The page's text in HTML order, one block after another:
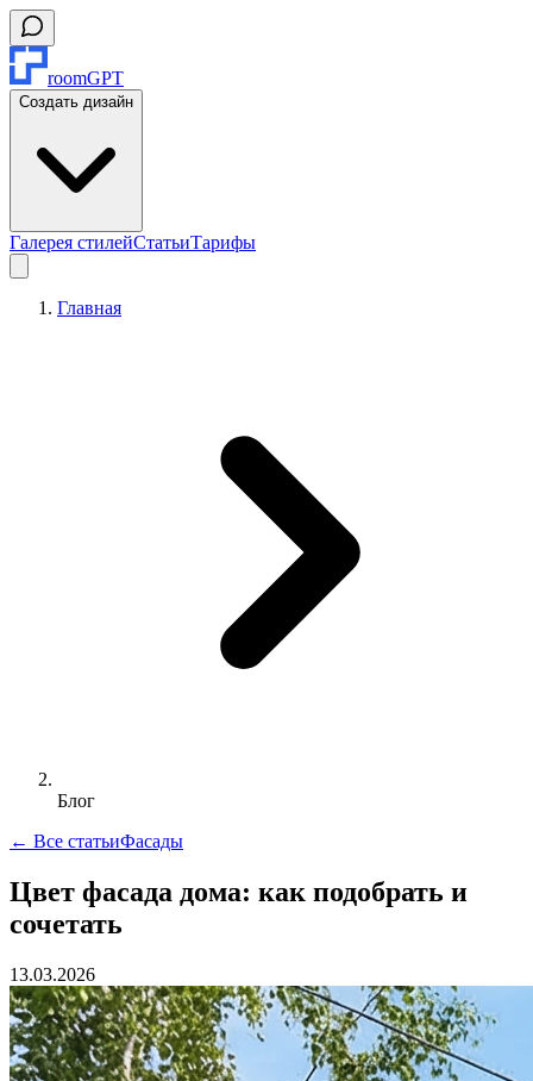
roomGPT
Создать дизайн
Галерея стилейСтатьиТарифы
Главная
Блог
← Все статьиФасады
Цвет фасада дома: как подобрать и
сочетать
13.03.2026